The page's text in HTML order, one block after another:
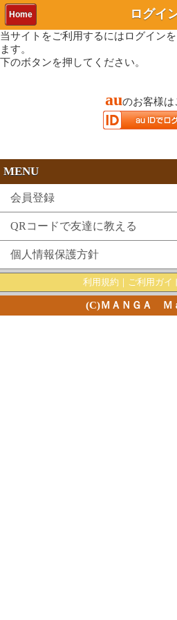
Home ログイ
当サイトをご利用するにはログイン
ます。
下のボタンを押してください。
auのお客様は
MENU
会員登録
QRコードで友達に教える
個人情報保護方針
利用規約 ｜ ご利用ガイ
(C)ＭＡＮＧＡ Ｍ